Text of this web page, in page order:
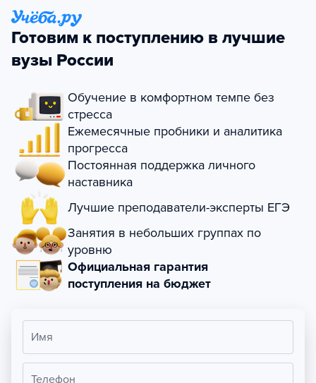
Готовим к поступлению в лучшие
вузы России
Обучение в комфортном темпе без
стресса
Ежемесячные пробники и аналитика
прогресса
Постоянная поддержка личного
наставника
Лучшие преподаватели-эксперты ЕГЭ
Занятия в небольших группах по
уровню
Официальная гарантия
поступления на бюджет
Имя
Телефон